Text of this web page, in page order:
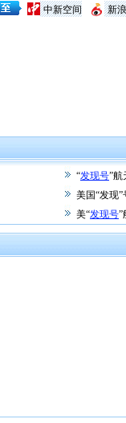
新
中新空间
“发现号”航
美国“发现
美“发现号”